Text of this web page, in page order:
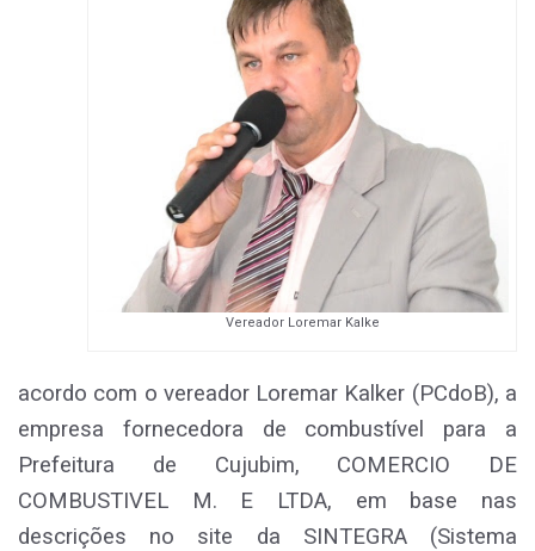
Vereador Loremar Kalke
acordo com o vereador Loremar Kalker (PCdoB), a
empresa fornecedora de combustível para a
Prefeitura de Cujubim, COMERCIO DE
COMBUSTIVEL M. E LTDA, em base nas
descrições no site da SINTEGRA (Sistema